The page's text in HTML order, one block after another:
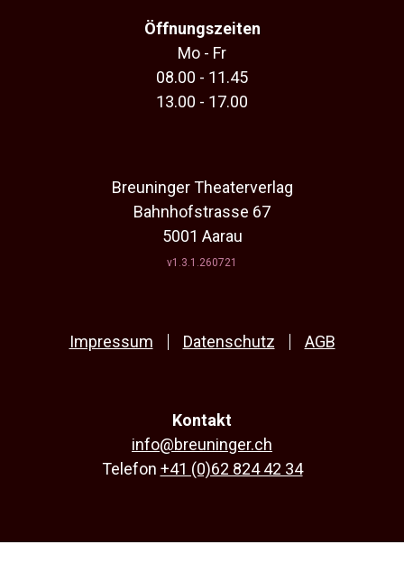
Öffnungszeiten
Mo - Fr
08.00 - 11.45
13.00 - 17.00
Breuninger Theaterverlag
Bahnhofstrasse 67
5001 Aarau
v1.3.1.260721
Impressum Datenschutz AGB
Kontakt
info@breuninger.ch
Telefon +41 (0)62 824 42 34